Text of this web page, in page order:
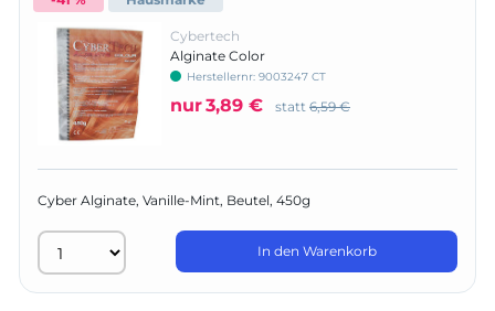
Cybertech
Alginate Color
Herstellernr: 9003247 CT
nur3,89 € statt 6,59 €
Cyber Alginate, Vanille-Mint, Beutel, 450g
In den Warenkorb